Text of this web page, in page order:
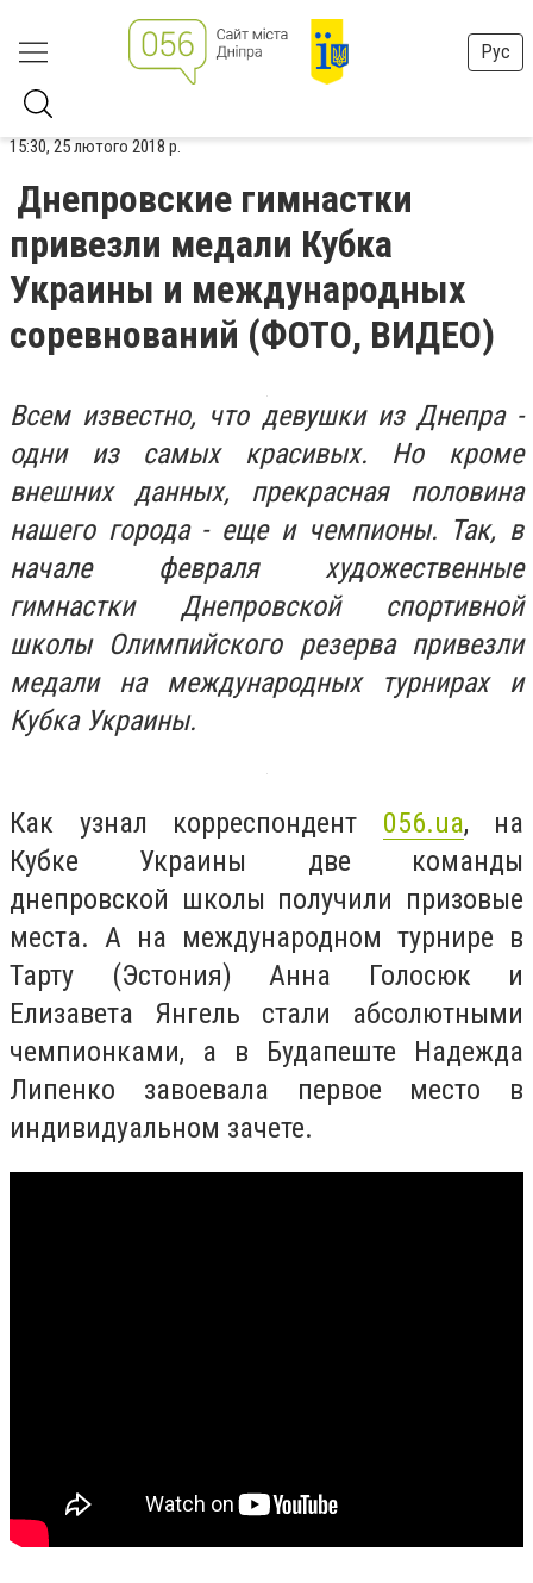
Рус
15:30, 25 лютого 2018 р.
Днепровские гимнастки
привезли медали Кубка
Украины и международных
соревнований (ФОТО, ВИДЕО)
Всем известно, что девушки из Днепра -
одни из самых красивых. Но кроме
внешних данных, прекрасная половина
нашего города - еще и чемпионы. Так, в
начале февраля художественные
гимнастки Днепровской спортивной
школы Олимпийского резерва привезли
медали на международных турнирах и
Кубка Украины.
Как узнал корреспондент 056.ua, на
Кубке Украины две команды
днепровской школы получили призовые
места. А на международном турнире в
Тарту (Эстония) Анна Голосюк и
Елизавета Янгель стали абсолютными
чемпионками, а в Будапеште Надежда
Липенко завоевала первое место в
индивидуальном зачете.